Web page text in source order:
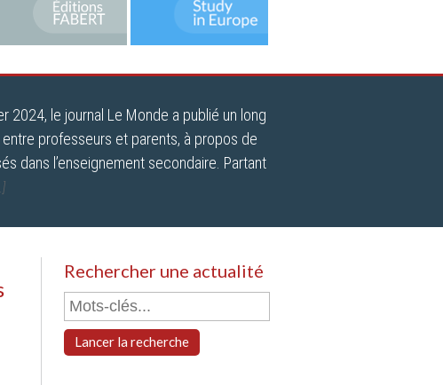
2024, le journal Le Monde a publié un long
professeurs et parents, à propos de
dans l’enseignement secondaire. Partant
Rechercher une actualité
Lancer la recherche